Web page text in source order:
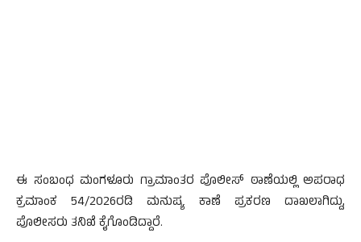
ಈ ಸಂಬಂಧ ಮಂಗಳೂರು ಗ್ರಾಮಾಂತರ ಪೊಲೀಸ್ ಠಾಣೆಯಲ್ಲಿ ಅಪರಾಧ
ಕ್ರಮಾಂಕ 54/2026ರಡಿ ಮನುಷ್ಯ ಕಾಣೆ ಪ್ರಕರಣ ದಾಖಲಾಗಿದ್ದು,
ಪೊಲೀಸರು ತನಿಖೆ ಕೈಗೊಂಡಿದ್ದಾರೆ.